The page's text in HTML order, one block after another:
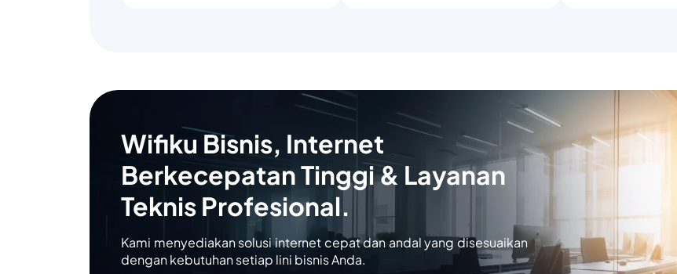
Wifiku Bisnis, Internet
Berkecepatan Tinggi & Layanan
Teknis Profesional.
Kami menyediakan solusi internet cepat dan andal yang disesuaikan
dengan kebutuhan setiap lini bisnis Anda.